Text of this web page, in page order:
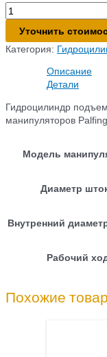
Количество
товара
Гидроцилиндр
подъёма
Уточнить
Категория:
Описание
Детали
Гидроцилиндр
манипуляторов
Модель
Диаметр
Внутренний
Рабочий
Похожие